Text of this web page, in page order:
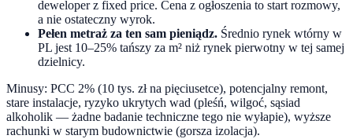
deweloper z fixed price. Cena z ogłoszenia to start rozmowy,
a nie ostateczny wyrok.
Pełen metraż za ten sam pieniądz. Średnio rynek wtórny w
PL jest 10–25% tańszy za m² niż rynek pierwotny w tej samej
dzielnicy.
Minusy: PCC 2% (10 tys. zł na pięciusetce), potencjalny remont,
stare instalacje, ryzyko ukrytych wad (pleśń, wilgoć, sąsiad
alkoholik — żadne badanie techniczne tego nie wyłapie), wyższe
rachunki w starym budownictwie (gorsza izolacja).